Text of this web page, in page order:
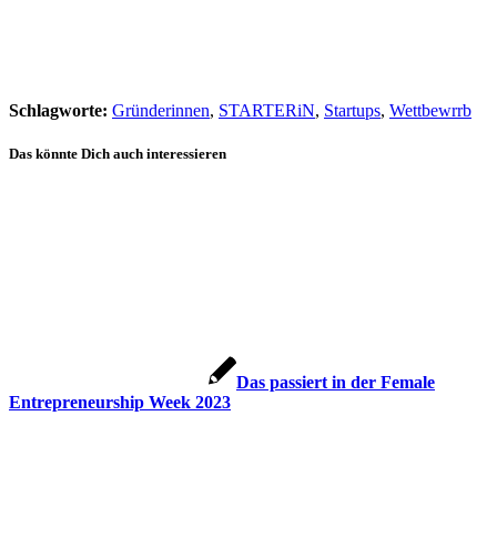
Schlagworte: Gründerinnen, STARTERiN, Startups, Wettbewrrb
Das könnte Dich auch interessieren
Das passiert in der Female
Entrepreneurship Week 2023